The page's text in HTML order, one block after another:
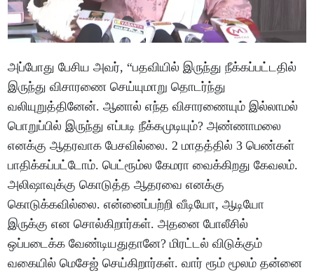
அப்போது பேசிய அவர், “பதவியில் இருந்து நீக்கப்பட்டதில்
இருந்து விசாரணை செய்யுமாறு தொடர்ந்து
வலியுறுத்தினேன். ஆனால் எந்த விசாரணையும் இல்லாமல்
பொறுப்பில் இருந்து எப்படி நீக்கமுடியும்? அண்ணாமலை
எனக்கு ஆதரவாக பேசவில்லை. 2 மாதத்தில் 3 பெண்கள்
பாதிக்கப்பட்டோம். பெட்ரூம்ல கேமரா வைக்கிறது கேவலம்.
அலிஷாவுக்கு கொடுத்த ஆதரவை எனக்கு
கொடுக்கவில்லை. என்னைப்பற்றி வீடியோ, ஆடியோ
இருக்கு என சொல்கிறார்கள். அதனை போலீசில்
ஒப்படைக்க வேண்டியதுதானே? மிரட்டல் விடுக்கும்
வகையில் மெசேஜ் செய்கிறார்கள். வார் ரூம் மூலம் தன்னை